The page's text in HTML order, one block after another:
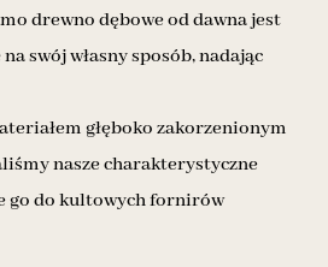
drewno dębowe od dawna jest
swój własny sposób, nadając
głęboko zakorzenionym
nasze charakterystyczne
go do kultowych fornirów